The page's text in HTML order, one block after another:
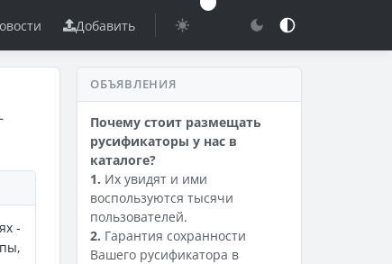
Добавить
-
ОБЪЯВЛЕНИЯ
Почему стоит размещать
русификаторы у нас в
каталоге?
1. Их увидят и ими
воспользуются тысячи
пользователей.
2. Гарантия сохранности
Вашего русификатора в